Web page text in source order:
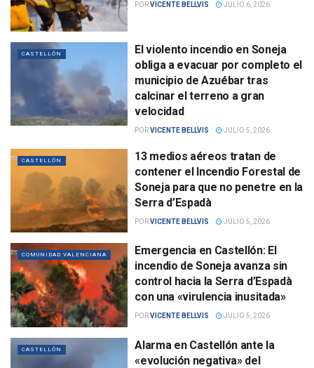
PORVICENTE BELLVIS JULIO 6, 2026
CASTELLÓN
El violento incendio en Soneja
obliga a evacuar por completo el
municipio de Azuébar tras
calcinar el terreno a gran
velocidad
PORVICENTE BELLVIS JULIO 5, 2026
CASTELLÓN
13 medios aéreos tratan de
contener el Incendio Forestal de
Soneja para que no penetre en la
Serra d’Espadà
PORVICENTE BELLVIS JULIO 5, 2026
COMUNIDAD VALENCIANA
Emergencia en Castellón: El
incendio de Soneja avanza sin
control hacia la Serra d’Espadà
con una «virulencia inusitada»
PORVICENTE BELLVIS JULIO 5, 2026
CASTELLÓN
Alarma en Castellón ante la
«evolución negativa» del